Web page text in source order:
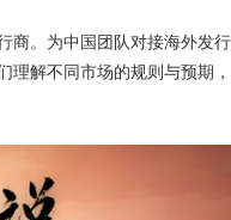
商。为中国团队对接海外发行
理解不同市场的规则与预期，